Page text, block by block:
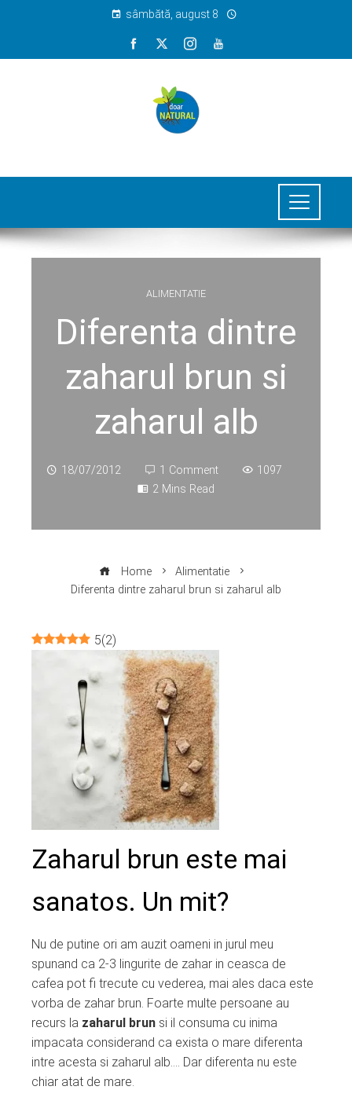
sâmbătă, august 8
ALIMENTATIE
Diferenta dintre
zaharul brun si
zaharul alb
18/07/2012 1 Comment
1097
2 Mins Read
Home
Alimentatie
Diferenta dintre zaharul brun si zaharul alb
5(2)
Zaharul brun este mai
sanatos. Un mit?
Nu de putine ori am auzit oameni in jurul meu
spunand ca 2-3 lingurite de zahar in ceasca de
cafea pot fi trecute cu vederea, mai ales daca este
vorba de zahar brun. Foarte multe persoane au
recurs la zaharul brun si il consuma cu inima
impacata considerand ca exista o mare diferenta
intre acesta si zaharul alb…. Dar diferenta nu este
chiar atat de mare.